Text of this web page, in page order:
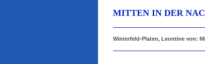
MITTEN IN DER
Winterfeld-Platen, Leontine von: